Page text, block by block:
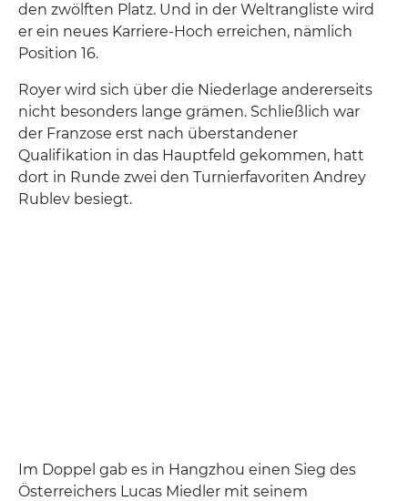
den zwölften Platz. Und in der Weltrangliste wird
er ein neues Karriere-Hoch erreichen, nämlich
Position 16.
Royer wird sich über die Niederlage andererseits
nicht besonders lange grämen. Schließlich war
der Franzose erst nach überstandener
Qualifikation in das Hauptfeld gekommen, hatt
dort in Runde zwei den Turnierfavoriten Andrey
Rublev besiegt.
Im Doppel gab es in Hangzhou einen Sieg des
Österreichers Lucas Miedler mit seinem